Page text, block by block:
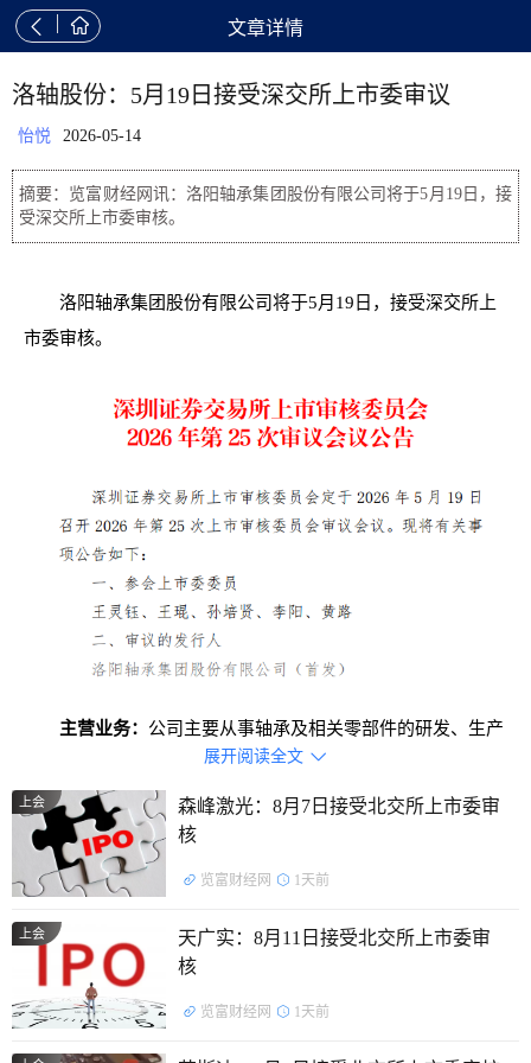
  文章详情
洛轴股份：5月19日接受深交所上市委审议
怡悦 2026-05-14
摘要：览富财经网讯：洛阳轴承集团股份有限公司将于5月19日，接
受深交所上市委审核。
洛阳轴承集团股份有限公司将于5月19日，接受深交所上
市委审核。
主营业务： 公司主要从事轴承及相关零部件的研发、生产
主要产品：成品轴承和轴承零部件，产品类型众多，下游
应用非常广泛。
展开阅读全文 
上会
森峰激光：8月7日接受北交所上市委审
核
览富财经网 1天前
上会
天广实：8月11日接受北交所上市委审
核
览富财经网 1天前